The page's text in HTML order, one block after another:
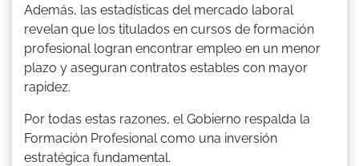
Además, las estadísticas del mercado laboral
revelan que los titulados en cursos de formación
profesional logran encontrar empleo en un menor
plazo y aseguran contratos estables con mayor
rapidez.
Por todas estas razones, el Gobierno respalda la
Formación Profesional como una inversión
estratégica fundamental.